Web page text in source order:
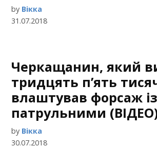
by Вікка
31.07.2018
Черкащанин, який
тридцять п’ять
влаштував форсаж із
патрульними
by Вікка
30.07.2018